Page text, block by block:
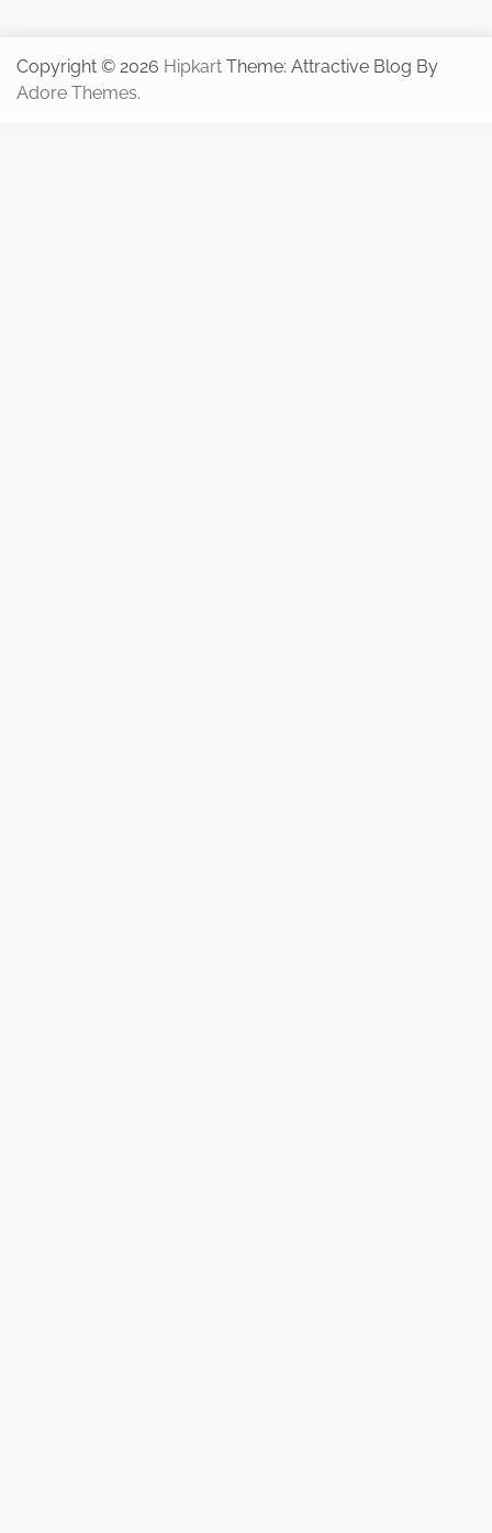
Copyright © 2026 Hipkart Theme: Attractive Blog By
Adore Themes.